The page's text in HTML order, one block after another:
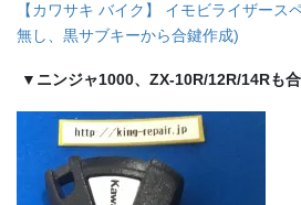
【カワサキ バイク】 イモビライザース
無し、黒サブキーから合鍵作成)
▼ニンジャ1000、ZX-10R/12R/14Rも